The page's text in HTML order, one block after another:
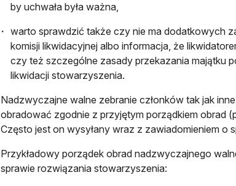
by uchwała była ważna,
warto sprawdzić także czy nie ma dodatkowych
komisji likwidacyjnej albo informacja, że
czy też szczególne zasady przekazania majątku
likwidacji stowarzyszenia.
Nadzwyczajne walne zebranie członków tak jak
obradować zgodnie z przyjętym porządkiem obrad
Często jest on wysyłany wraz z zawiadomieniem o
Przykładowy porządek obrad nadzwyczajnego
sprawie rozwiązania stowarzyszenia: